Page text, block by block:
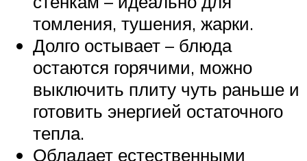
томления, тушения, жарки.
Долго остывает – блюда
остаются горячими, можно
выключить плиту чуть раньше и
готовить энергией остаточного
тепла.
Обладает естественными